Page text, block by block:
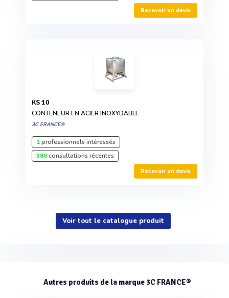
Recevoir un devis
KS 10
CONTENEUR EN ACIER INOXYDABLE
3C FRANCE®
1professionnels intéressés
380consultations récentes
Recevoir un devis
Voir tout le catalogue produit
Autres produits de la marque 3C FRANCE®